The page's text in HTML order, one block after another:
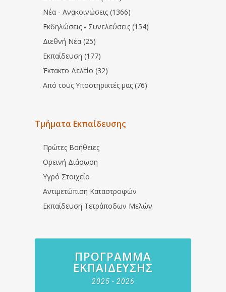
Νέα - Ανακοινώσεις (1366)
Εκδηλώσεις - Συνελεύσεις (154)
Διεθνή Νέα (25)
Εκπαίδευση (177)
Έκτακτο Δελτίο (32)
Από τους Υποστηρικτές μας (76)
Τμήματα Εκπαίδευσης
Πρώτες Βοήθειες
Ορεινή Διάσωση
Υγρό Στοιχείο
Αντιμετώπιση Καταστροφών
Εκπαίδευση Τετράποδων Μελών
ΠΡΌΓΡΑΜΜΑ
ΕΚΠΑΊΔΕΥΣΗΣ
2025 - 2026